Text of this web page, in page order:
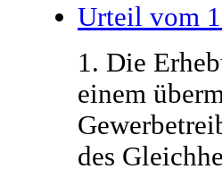
Urteil vom
1. Die
einem
des